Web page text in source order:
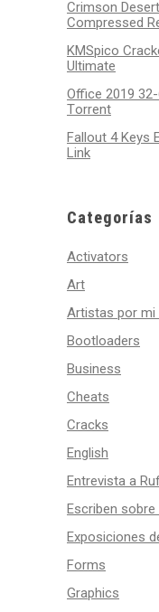
Crimson
Compressed
KMSpico
Ultimate
Office 2019
Tоrrеnt
Fallout 4 Keys
Link
Categorías
Activators
Art
Artistas por mi
Bootloaders
Business
Cheats
Cracks
English
Entrevista a
Escriben sobre
Exposiciones
Forms
Graphics